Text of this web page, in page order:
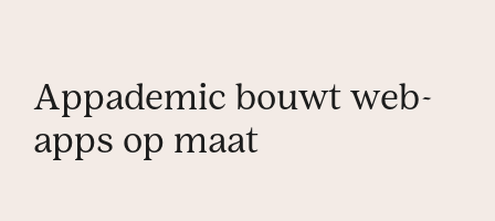
Appademic bouwt web-
apps op maat